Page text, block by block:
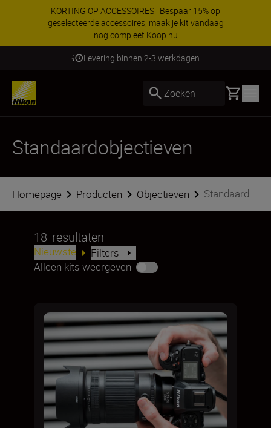
KORTING OP ACCESSOIRES | Bespaar 15% op
geselecteerde accessoires, maak je kit vandaag
nog compleet Koop nu
Levering binnen 2-3 werkdagen
Zoeken Basket
Standaardobjectieven
Homepage Producten Objectieven Standaard
18 resultaten
Nieuwste
Filters
Alleen kits weergeven